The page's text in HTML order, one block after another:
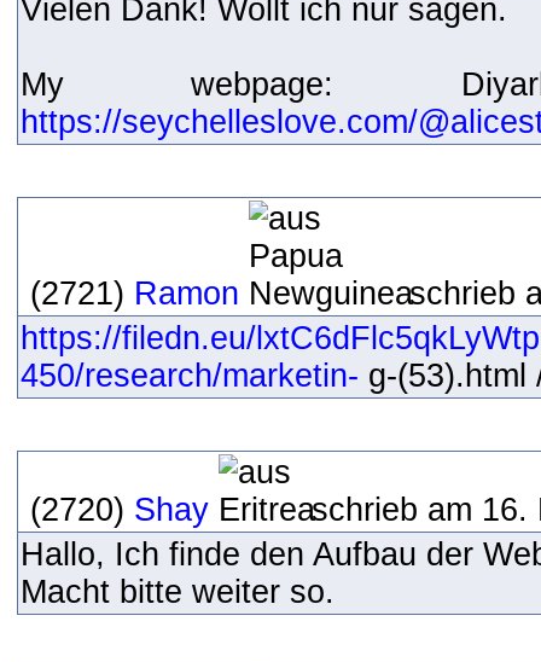
Vielen Dank! Wollt ich nur sagen.
My webpage:
https://seychelleslove.com/
(2721) Ramon
schrieb
https://filedn.eu/
450/research/marketin- g-
(2720) Shay
schrieb am 16.
Hallo, Ich finde den Aufbau der
Macht bitte weiter so.